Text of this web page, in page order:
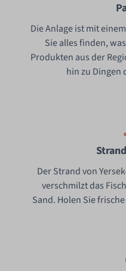
Die Anlage ist mit
Sie alles finden,
Produkten aus der
hin zu Dingen
Der Strand von
verschmilzt das
Sand. Holen Sie